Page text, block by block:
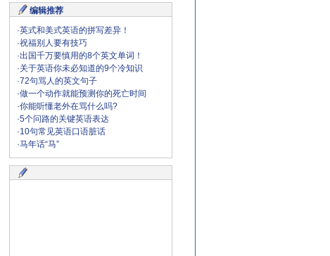
编辑推荐
·英式和美式英语的拼写差异！
·祝福别人要有技巧
·出国千万要慎用的8个英文单词！
·关于英语你未必知道的9个冷知识
·72句骂人的英文句子
·做一个动作就能预测你的死亡时间
·你能听懂老外在骂什么吗?
·5个问路的关键英语表达
·10句常见英语口语脏话
·马年话“马”